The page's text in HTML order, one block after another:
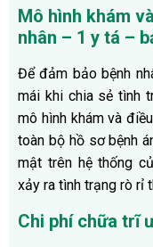
Mô hình khám
nhân – 1 y tá –
Để đảm bảo bệnh
mái khi chia sẻ tình
mô hình khám và
toàn bộ hồ sơ bệnh
mật trên hệ thống
xảy ra tình trạng rò rỉ
Chi phí chữa trĩ